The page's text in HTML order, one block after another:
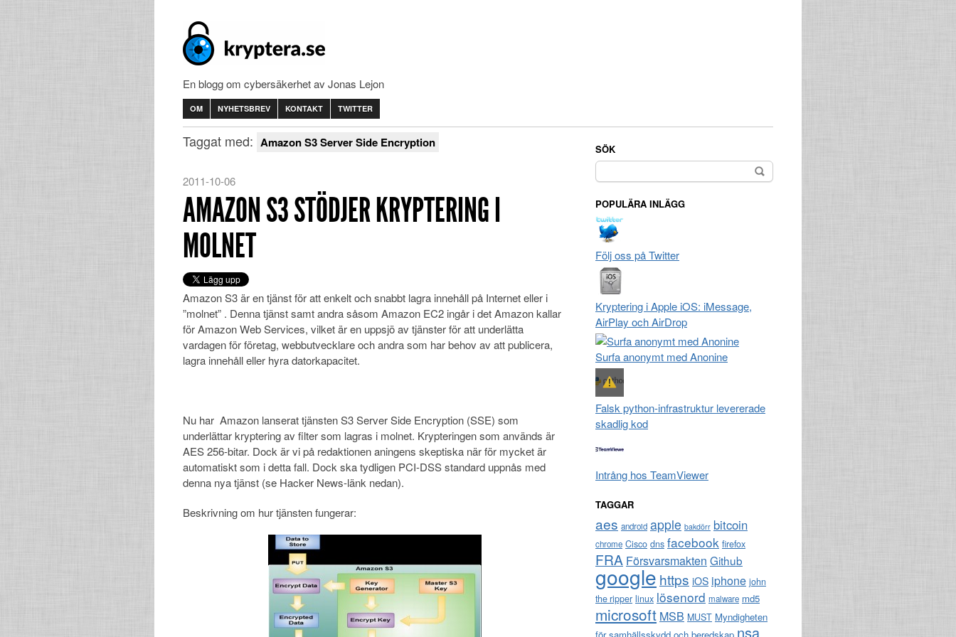
En blogg om cybersäkerhet av Jonas Lejon
OM NYHETSBREV KONTAKT TWITTER
Taggat med: Amazon S3 Server Side Encryption
2011-10-06
AMAZON S3 STÖDJER KRYPTERING I
MOLNET
Amazon S3 är en tjänst för att enkelt och snabbt lagra innehåll på Internet eller i
”molnet” . Denna tjänst samt andra såsom Amazon EC2 ingår i det Amazon kallar
för Amazon Web Services, vilket är en uppsjö av tjänster för att underlätta
vardagen för företag, webbutvecklare och andra som har behov av att publicera,
lagra innehåll eller hyra datorkapacitet.
Nu har Amazon lanserat tjänsten S3 Server Side Encryption (SSE) som
underlättar kryptering av filter som lagras i molnet. Krypteringen som används är
AES 256-bitar. Dock är vi på redaktionen aningens skeptiska när för mycket är
automatiskt som i detta fall. Dock ska tydligen PCI-DSS standard uppnås med
denna nya tjänst (se Hacker News-länk nedan).
Beskrivning om hur tjänsten fungerar:
SÖK
Sök
efter:
POPULÄRA INLÄGG
Följ oss på Twitter
Kryptering i Apple iOS: iMessage,
AirPlay och AirDrop
Surfa anonymt med Anonine
Falsk python-infrastruktur levererade
skadlig kod
Intrång hos TeamViewer
TAGGAR
aes android apple bakdörr bitcoin
chrome Cisco dns facebook firefox
FRA Försvarsmakten Github
google https iOS iphone john
the ripper linux lösenord malware md5
microsoft MSB MUST Myndigheten
nsa